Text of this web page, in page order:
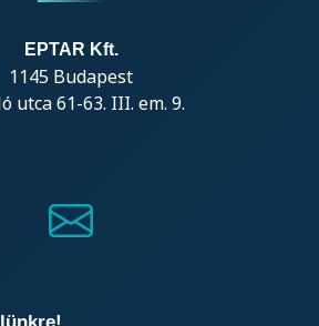
EPTAR Kft.
1145 Budapest
utca 61-63. III. em. 9.